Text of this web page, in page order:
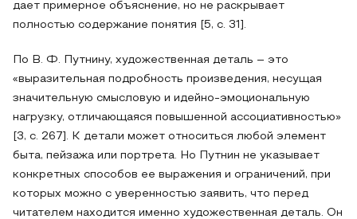
дает примерное объяснение, но не раскрывает
полностью содержание понятия [5, c. 31].
По В. Ф. Путнину, художественная деталь – это
«выразительная подробность произведения, несущая
значительную смысловую и идейно-эмоциональную
нагрузку, отличающаяся повышенной ассоциативностью»
[3, c. 267]. К детали может относиться любой элемент
быта, пейзажа или портрета. Но Путнин не указывает
конкретных способов ее выражения и ограничений, при
которых можно с уверенностью заявить, что перед
читателем находится именно художественная деталь. Он